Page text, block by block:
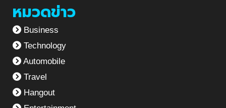
หมวดข่าว
Business
Technology
Automobile
Travel
Hangout